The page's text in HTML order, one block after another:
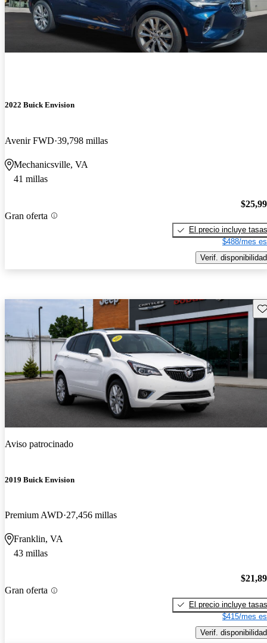
2022 Buick Envision
Avenir FWD 39,798 millas
Mechanicsville, VA
41 millas
Gran oferta
El precio incluye tasas
$488/mes
Verif. disponibilidad
Aviso patrocinado
2019 Buick Envision
Premium AWD 27,456 millas
Franklin, VA
43 millas
Gran oferta
El precio incluye tasas
$415/mes
Verif. disponibilidad